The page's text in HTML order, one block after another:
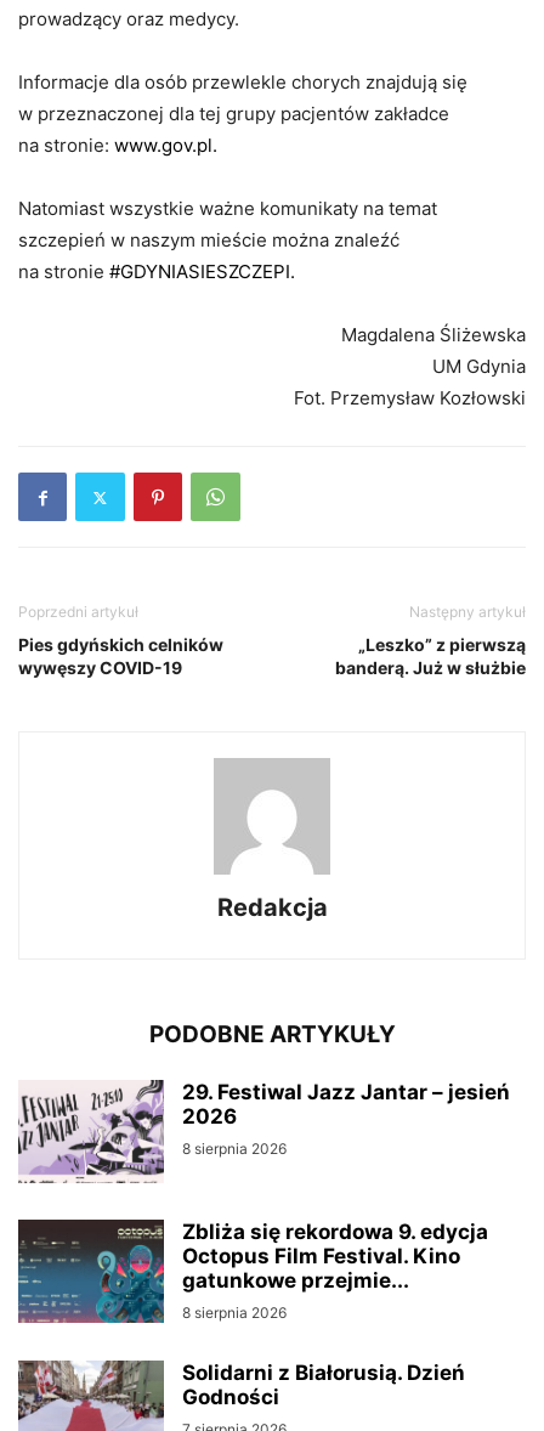
prowadzący oraz medycy.
Informacje dla osób przewlekle chorych znajdują się
w przeznaczonej dla tej grupy pacjentów zakładce
na stronie: www.gov.pl.
Natomiast wszystkie ważne komunikaty na temat
szczepień w naszym mieście można znaleźć
na stronie #GDYNIASIESZCZEPI.
Magdalena Śliżewska
UM Gdynia
Fot. Przemysław Kozłowski
Poprzedni artykuł
Pies gdyńskich celników
wywęszy COVID-19
Następny artykuł
„Leszko” z pierwszą
banderą. Już w służbie
Redakcja
PODOBNE ARTYKUŁY
29. Festiwal Jazz Jantar – jesień
2026
8 sierpnia 2026
Zbliża się rekordowa 9. edycja
Octopus Film Festival. Kino
gatunkowe przejmie...
8 sierpnia 2026
Solidarni z Białorusią. Dzień
Godności